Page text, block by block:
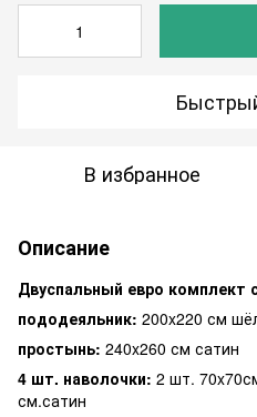
В избранное
Описание
Двуспальный евро
пододеяльник: 200x220 см
простынь: 240x260 см сатин
4 шт. наволочки: 2 шт.
см.сатин